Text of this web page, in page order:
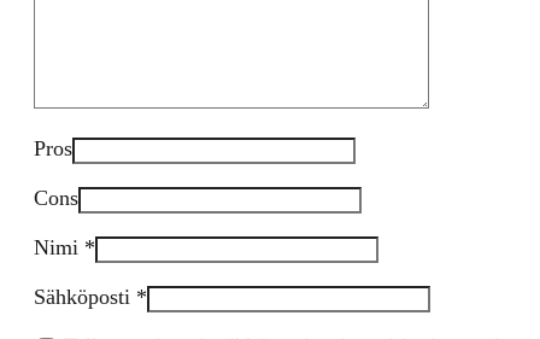
Pros
Cons
Nimi *
Sähköposti *